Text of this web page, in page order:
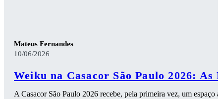
Mateus Fernandes
10/06/2026
Weiku na Casacor São Paulo 2026:
A Casacor São Paulo 2026 recebe, pela primeira vez, um espaço